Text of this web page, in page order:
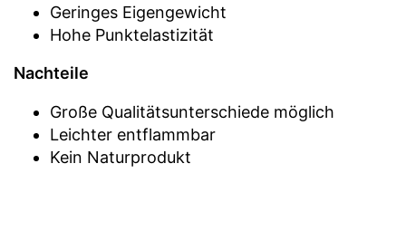
Geringes Eigengewicht
Hohe Punktelastizität
Nachteile
Große Qualitätsunterschiede möglich
Leichter entflammbar
Kein Naturprodukt